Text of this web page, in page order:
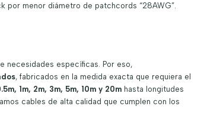
por menor diámetro de patchcords “28AWG”.
necesidades específicas. Por eso,
, fabricados en la medida exacta que requiera el
1m, 2m, 3m, 5m, 10m y 20mhasta longitudes
cables de alta calidad que cumplen con los